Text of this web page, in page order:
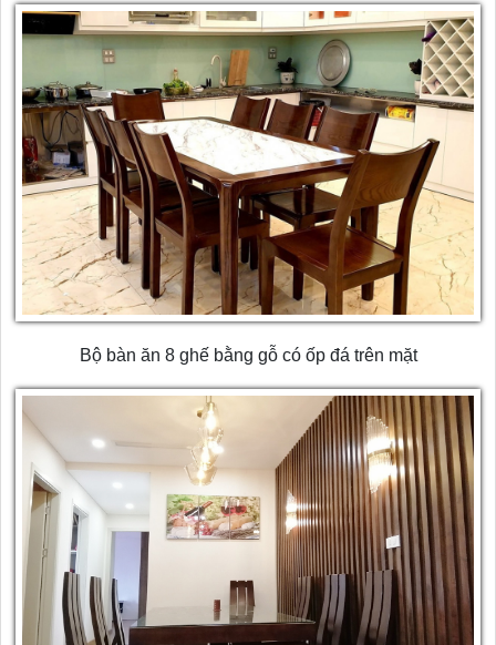
Bộ bàn ăn 8 ghế bằng gỗ có ốp đá trên mặt